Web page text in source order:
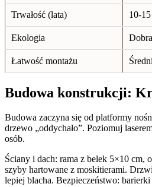
Trwałość (lata) 10-15
Ekologia
Łatwość montażu
Budowa konstrukcji:
Budowa zaczyna się od platformy
drzewo „oddychało”. Poziomuj
osób.
Ściany i dach: rama z belek 5×10
szyby hartowane z moskitierami.
lepiej blacha. Bezpieczeństwo: